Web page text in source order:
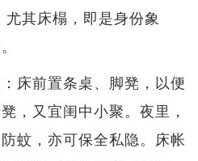
其床榻，即是身份象
床前置条桌、脚凳，以便
，又宜闺中小聚。夜里，
蚊，亦可保全私隐。床帐